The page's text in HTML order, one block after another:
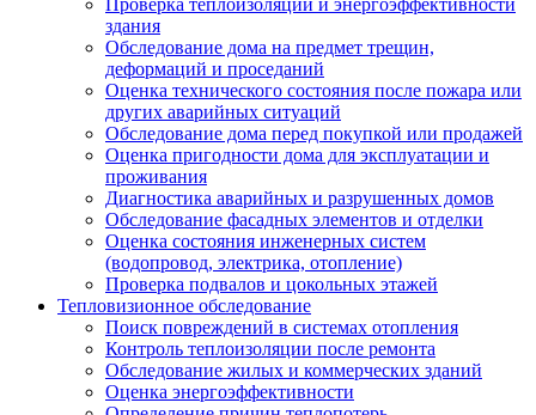
Проверка теплоизоляции и энергоэффективности
здания
Обследование дома на предмет трещин,
деформаций и проседаний
Оценка технического состояния после пожара или
других аварийных ситуаций
Обследование дома перед покупкой или продажей
Оценка пригодности дома для эксплуатации и
проживания
Диагностика аварийных и разрушенных домов
Обследование фасадных элементов и отделки
Оценка состояния инженерных систем
(водопровод, электрика, отопление)
Проверка подвалов и цокольных этажей
Тепловизионное обследование
Поиск повреждений в системах отопления
Контроль теплоизоляции после ремонта
Обследование жилых и коммерческих зданий
Оценка энергоэффективности